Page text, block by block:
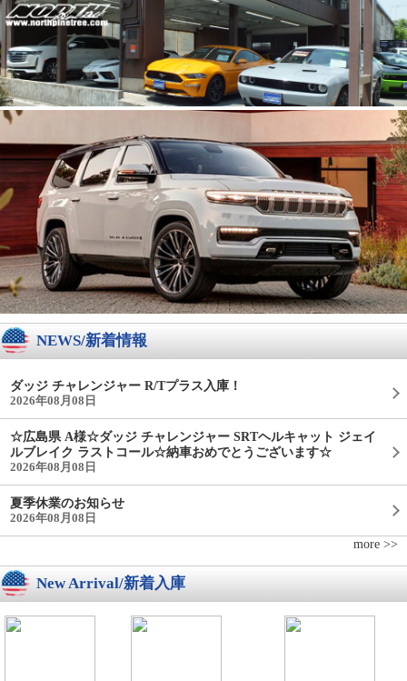
NEWS/新着情報
ダッジ チャレンジャー R/Tプラス入庫！
2026年08月08日
☆広島県 A様☆ダッジ チャレンジャー SRTヘルキャット ジェイ
ルブレイク ラストコール☆納車おめでとうございます☆
2026年08月08日
夏季休業のお知らせ
2026年08月08日
more >>
New Arrival/新着入庫